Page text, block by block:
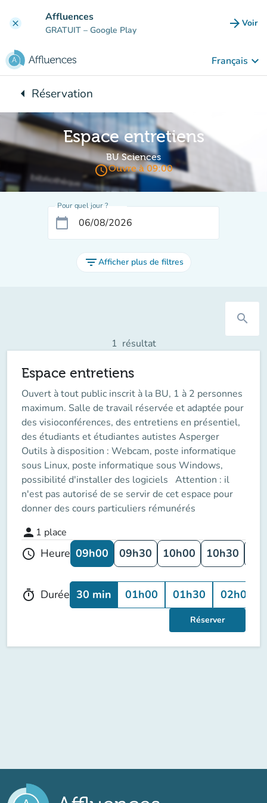
clear Affluences
GRATUIT – Google Play arrow_forward Voir
Français keyboard_arrow_down
arrow_leftRetour à :
Réservation
Espace entretiens
BU Sciences
access_timeOuvre à 09:00
Pour quel jour ?
calendar_today
filter_listAfficher plus de filtres
search
1 résultat
Espace entretiens
Ouvert à tout public inscrit à la BU, 1 à 2 personnes
maximum. Salle de travail réservée et adaptée pour
des visioconférences, des entretiens en présentiel,
des étudiants et étudiantes autistes Asperger
Outils à disposition : Webcam, poste informatique
sous Linux, poste informatique sous Windows,
possibilité d'installer des logiciels Attention : il
n'est pas autorisé de se servir de cet espace pour
donner des cours particuliers rémunérés
person 1 place
schedule Heure 09h00 09h30 10h00 10h30
timer Durée 30 min 01h00 01h30 02h00
Réserver